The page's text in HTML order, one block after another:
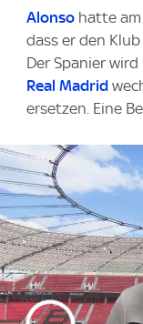
Alonso hatte
dass er den
Der Spanier
Real Madrid
ersetzen. Eine